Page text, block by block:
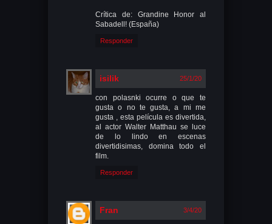
Crítica de: Grandine Honor al
Sabadell! (España)
Responder
isilik 25/1/20
con polasnki ocurre o que te
gusta o no te gusta, a mi me
gusta , esta película es divertida,
al actor Walter Matthau se luce
de lo lindo en escenas
divertidisimas, domina todo el
film.
Responder
Fran 3/4/20